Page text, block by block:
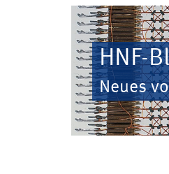
HNF-
Neues